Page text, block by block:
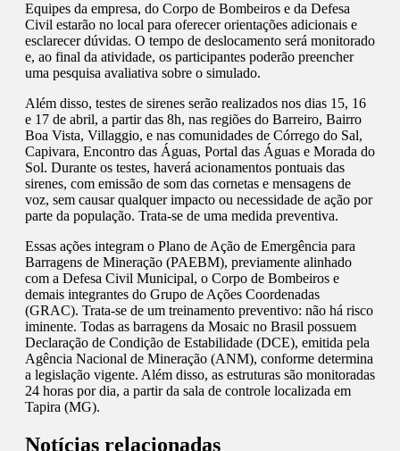
Equipes da empresa, do Corpo de Bombeiros e da Defesa
Civil estarão no local para oferecer orientações adicionais e
esclarecer dúvidas. O tempo de deslocamento será monitorado
e, ao final da atividade, os participantes poderão preencher
uma pesquisa avaliativa sobre o simulado.
Além disso, testes de sirenes serão realizados nos dias 15, 16
e 17 de abril, a partir das 8h, nas regiões do Barreiro, Bairro
Boa Vista, Villaggio, e nas comunidades de Córrego do Sal,
Capivara, Encontro das Águas, Portal das Águas e Morada do
Sol. Durante os testes, haverá acionamentos pontuais das
sirenes, com emissão de som das cornetas e mensagens de
voz, sem causar qualquer impacto ou necessidade de ação por
parte da população. Trata-se de uma medida preventiva.
Essas ações integram o Plano de Ação de Emergência para
Barragens de Mineração (PAEBM), previamente alinhado
com a Defesa Civil Municipal, o Corpo de Bombeiros e
demais integrantes do Grupo de Ações Coordenadas
(GRAC). Trata-se de um treinamento preventivo: não há risco
iminente. Todas as barragens da Mosaic no Brasil possuem
Declaração de Condição de Estabilidade (DCE), emitida pela
Agência Nacional de Mineração (ANM), conforme determina
a legislação vigente. Além disso, as estruturas são monitoradas
24 horas por dia, a partir da sala de controle localizada em
Tapira (MG).
Notícias relacionadas